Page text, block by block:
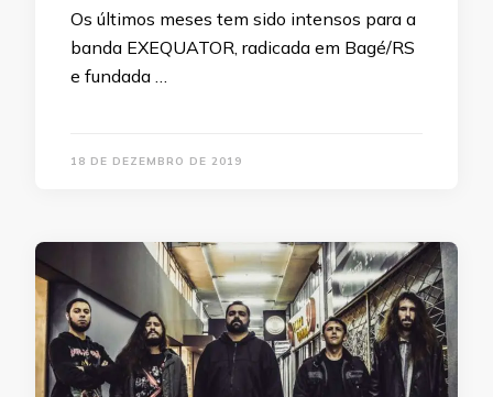
Os últimos meses tem sido intensos para a
banda EXEQUATOR, radicada em Bagé/RS
e fundada …
18 DE DEZEMBRO DE 2019